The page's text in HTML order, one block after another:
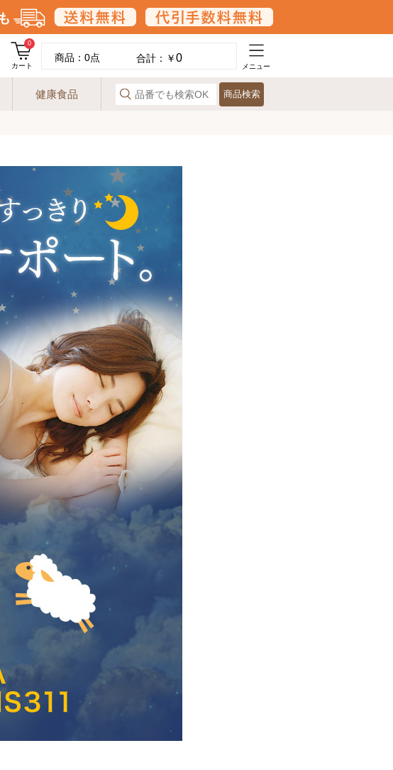
0
カート
商品： 0点 合計：￥0
メニュー
健康食品 商品検索